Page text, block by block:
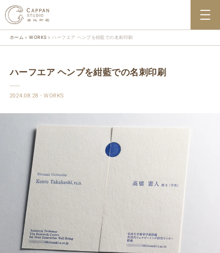
ホーム WORKS ハーフエア ヘンプを紺藍での名刺印刷
ハーフエア ヘンプを紺藍での名刺印刷
2024.08.28 WORKS